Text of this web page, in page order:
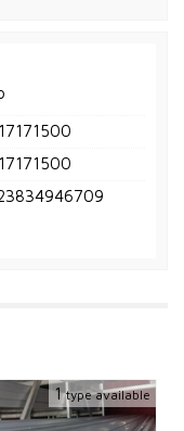
1type available